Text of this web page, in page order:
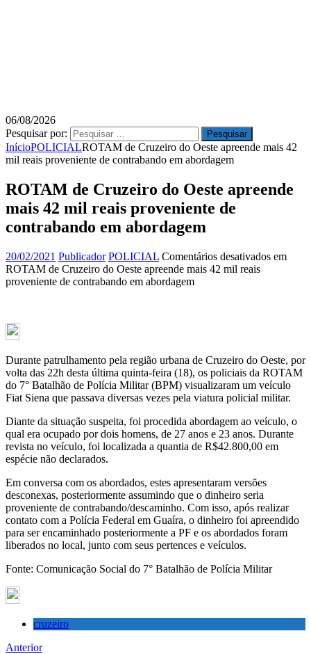
06/08/2026
Pesquisar por:
InícioPOLICIALROTAM de Cruzeiro do Oeste apreende mais 42
mil reais proveniente de contrabando em abordagem
ROTAM de Cruzeiro do Oeste apreende
mais 42 mil reais proveniente de
contrabando em abordagem
20/02/2021 Publicador POLICIAL Comentários desativados em
ROTAM de Cruzeiro do Oeste apreende mais 42 mil reais
proveniente de contrabando em abordagem
Durante patrulhamento pela região urbana de Cruzeiro do Oeste, por
volta das 22h desta última quinta-feira (18), os policiais da ROTAM
do 7° Batalhão de Polícia Militar (BPM) visualizaram um veículo
Fiat Siena que passava diversas vezes pela viatura policial militar.
Diante da situação suspeita, foi procedida abordagem ao veículo, o
qual era ocupado por dois homens, de 27 anos e 23 anos. Durante
revista no veículo, foi localizada a quantia de R$42.800,00 em
espécie não declarados.
Em conversa com os abordados, estes apresentaram versões
desconexas, posteriormente assumindo que o dinheiro seria
proveniente de contrabando/descaminho. Com isso, após realizar
contato com a Polícia Federal em Guaíra, o dinheiro foi apreendido
para ser encaminhado posteriormente a PF e os abordados foram
liberados no local, junto com seus pertences e veículos.
Fonte: Comunicação Social do 7° Batalhão de Polícia Militar
cruzeiro
Anterior